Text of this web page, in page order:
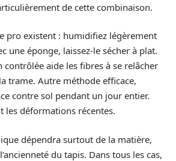
de cette combinaison.
pro existent : humidifiez légèrement
une éponge, laissez-le sécher à plat.
aide les fibres à se relâcher
trame. Autre méthode efficace,
contre sol pendant un jour entier.
les déformations récentes.
dépendra surtout de la matière,
du tapis. Dans tous les cas,